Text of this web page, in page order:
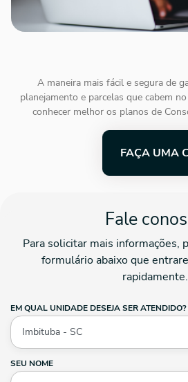
A maneira mais fácil e segura de
planejamento e parcelas que cabem
conhecer melhor os planos de
FAÇA UMA
Fale
Para solicitar mais informações,
formulário abaixo que
rapidamente.
EM QUAL UNIDADE DESEJA SER ATENDIDO?
SEU NOME